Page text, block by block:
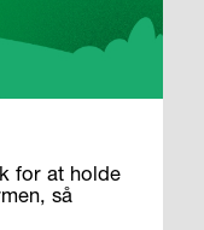
for at holde
så